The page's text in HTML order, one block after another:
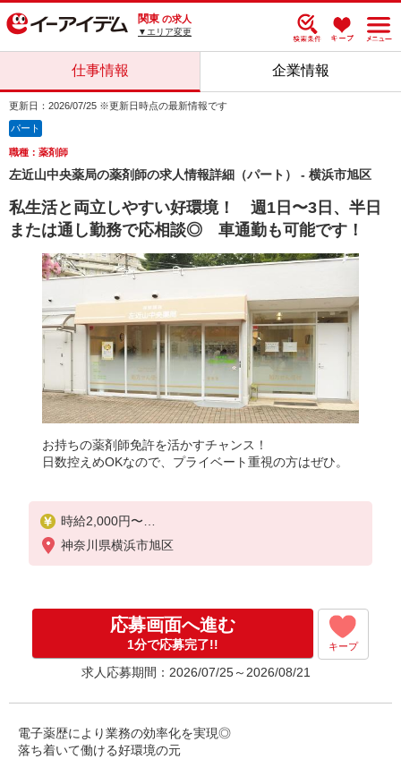
関東 の求人
▼エリア変更
仕事情報 企業情報
更新日：2026/07/25 ※更新日時点の最新情報です
パート
職種：薬剤師
左近山中央薬局の薬剤師の求人情報詳細（パート） - 横浜市旭区
私生活と両立しやすい好環境！ 週1日〜3日、半日
または通し勤務で応相談◎ 車通勤も可能です！
お持ちの薬剤師免許を活かすチャンス！
日数控えめOKなので、プライベート重視の方はぜひ。
時給2,000円〜
※経験を考慮
神奈川県横浜市旭区
応募画面へ進む
1分で応募完了!! キープ
求人応募期間：2026/07/25～2026/08/21
電子薬歴により業務の効率化を実現◎
落ち着いて働ける好環境の元